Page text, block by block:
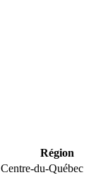
Région
Centre-du-Québec